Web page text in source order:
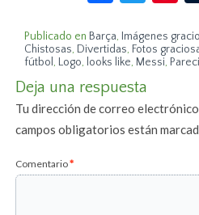
Publicado en Barça, Imágenes
Chistosas, Divertidas, Fotos
fútbol , Logo, looks like, Messi,
Deja una respuesta
Tu dirección de correo
campos obligatorios están
Comentario*